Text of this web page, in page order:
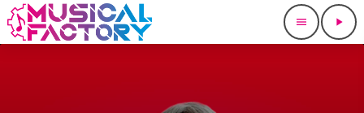
menu play_arrow